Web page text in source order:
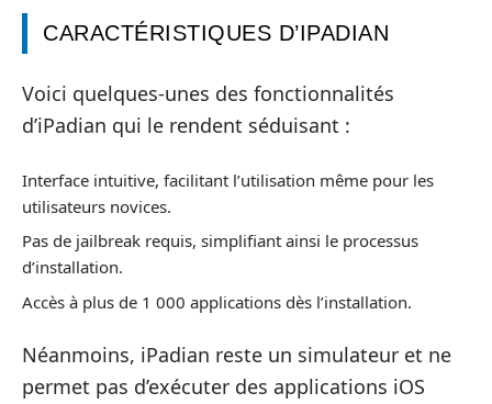
CARACTÉRISTIQUES D’IPADIAN
Voici quelques-unes des fonctionnalités
d’iPadian qui le rendent séduisant :
Interface intuitive, facilitant l’utilisation même pour les
utilisateurs novices.
Pas de jailbreak requis, simplifiant ainsi le processus
d’installation.
Accès à plus de 1 000 applications dès l’installation.
Néanmoins, iPadian reste un simulateur et ne
permet pas d’exécuter des applications iOS